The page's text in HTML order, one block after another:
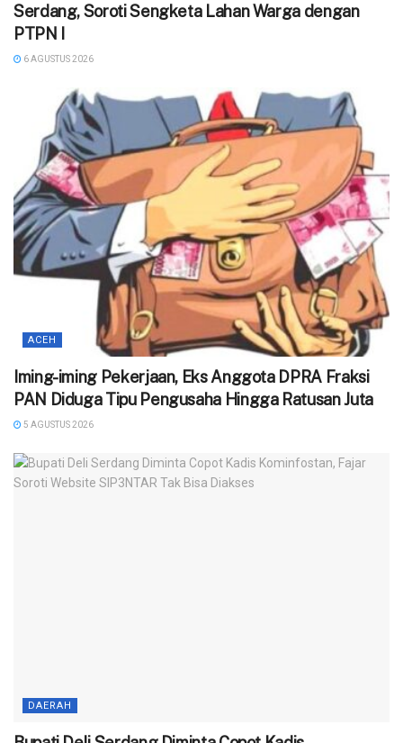
Serdang, Soroti Sengketa Lahan Warga dengan
PTPN I
6 AGUSTUS 2026
ACEH
Iming-iming Pekerjaan, Eks Anggota DPRA Fraksi
PAN Diduga Tipu Pengusaha Hingga Ratusan Juta
5 AGUSTUS 2026
DAERAH